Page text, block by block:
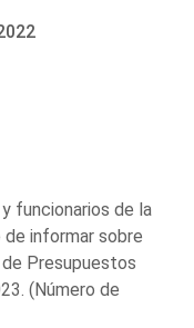
funcionarios de la
informar sobre
Presupuestos
(Número de